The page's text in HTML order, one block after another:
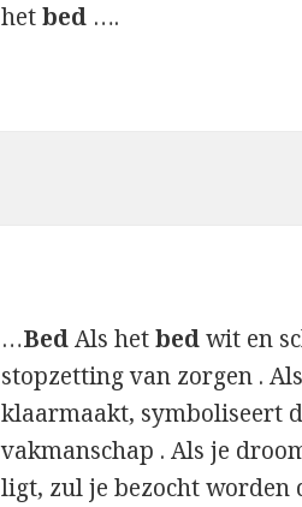
hetbed ….
…BedAls hetbedwit en
stopzetting van zorgen .
klaarmaakt, symboliseert
vakmanschap . Als je
ligt, zul je bezocht